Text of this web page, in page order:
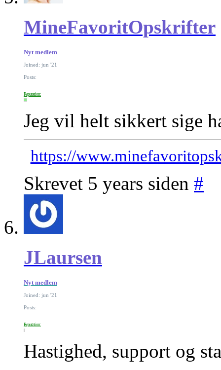
MineFavoritOpskrifter
Nyt medlem
Joined: jun '21
Posts:
Reputation:
Jeg vil helt sikkert sige
https://
Skrevet 5 years siden #
JLaursen
Nyt medlem
Joined: jun '21
Posts:
Reputation:
Hastighed, support og